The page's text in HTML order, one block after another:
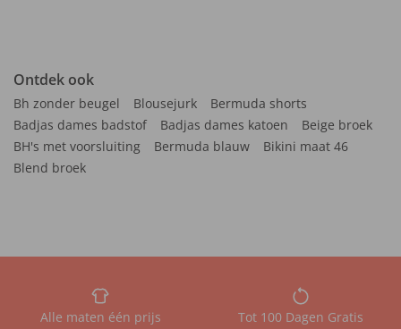
Ontdek ook
Bh zonder beugel Blousejurk
Bermuda shorts
Badjas dames badstof
Badjas dames katoen
Beige broek
BH's met voorsluiting
Bermuda blauw
Bikini maat 46
Blend broek
Alle maten één prijs
Tot 100 Dagen Gratis